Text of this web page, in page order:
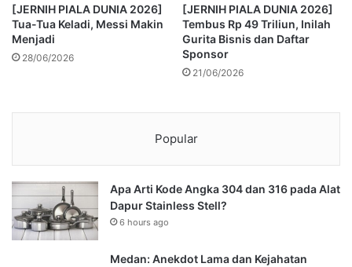
[JERNIH PIALA DUNIA 2026]
Tua-Tua Keladi, Messi Makin
Menjadi
28/06/2026
[JERNIH PIALA DUNIA 2026]
Tembus Rp 49 Triliun, Inilah
Gurita Bisnis dan Daftar
Sponsor
21/06/2026
Popular
Apa Arti Kode Angka 304 dan 316 pada Alat
Dapur Stainless Stell?
6 hours ago
Medan: Anekdot Lama dan Kejahatan